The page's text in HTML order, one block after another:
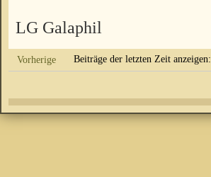
LG Galaphil
Vorherige Beiträge der letzten Zeit anzeigen: